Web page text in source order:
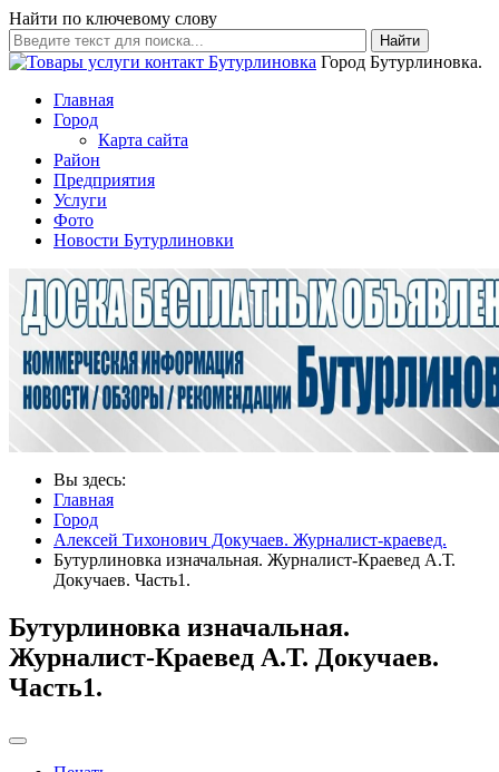
Найти по ключевому слову
Найти
Город Бутурлиновка.
Главная
Город
Карта сайта
Район
Предприятия
Услуги
Фото
Новости Бутурлиновки
Вы здесь:
Главная
Город
Алексей Тихонович Докучаев. Журналист-краевед.
Бутурлиновка изначальная. Журналист-Краевед А.Т.
Докучаев. Часть1.
Бутурлиновка изначальная.
Журналист-Краевед А.Т. Докучаев.
Часть1.